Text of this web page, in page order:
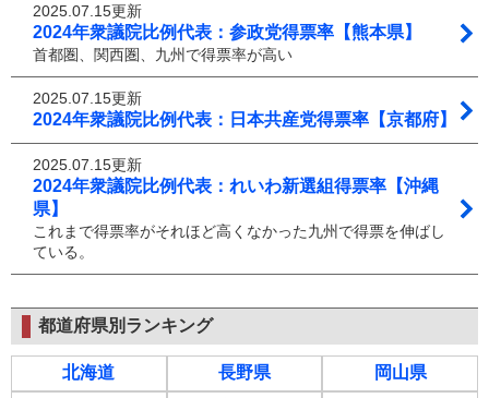
2025.07.15更新
2024年衆議院比例代表：参政党得票率【熊本県】
首都圏、関西圏、九州で得票率が高い
2025.07.15更新
2024年衆議院比例代表：日本共産党得票率【京都府】
2025.07.15更新
2024年衆議院比例代表：れいわ新選組得票率【沖縄
県】
これまで得票率がそれほど高くなかった九州で得票を伸ばし
ている。
都道府県別ランキング
北海道
長野県
岡山県